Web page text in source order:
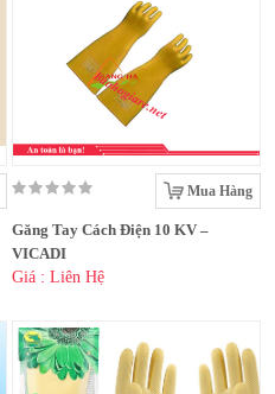
Mua Hàng
Găng Tay Cách Điện 10 KV –
VICADI
Giá : Liên Hệ